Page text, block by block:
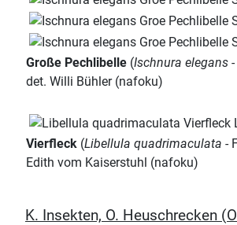
Große Pechlibelle (Ischnura elegans
det. Willi Bühler (nafoku)
Vierfleck (Libellula quadrimaculata -
Edith vom Kaiserstuhl (nafoku)
K. Insekten, O. Heuschrecken